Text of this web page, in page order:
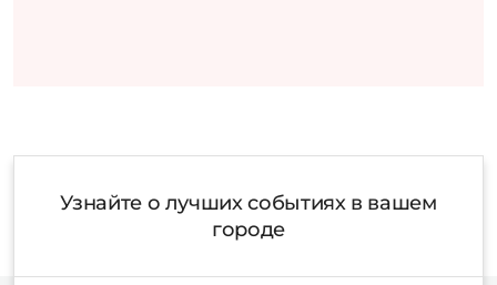
Узнайте о лучших событиях в вашем
городе